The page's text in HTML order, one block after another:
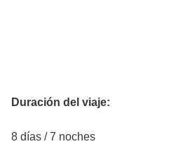
Duración del viaje:
8 días / 7 noches